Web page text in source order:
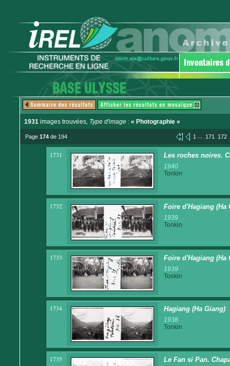
1931 images trouvées, Type d'image : « Photographie »
Page 174 de 194 1 ... 171 172
1731 Les roches noires.
1940
Tonkin
1732 Foire d'Hagiang (Ha
1939
Tonkin
1733 Foire d'Hagiang (Ha
1939
Tonkin
1734 Hagiang (Ha Giang)
1938
Tonkin
1735 Le Fan si Pan.